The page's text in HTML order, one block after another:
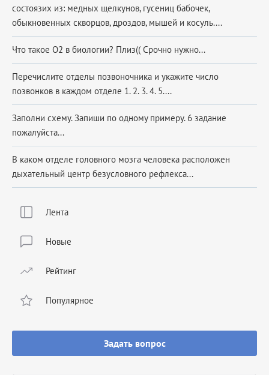
Лента
Новые
Рейтинг
Популярное
Задать вопрос
состоязих из: медных щелкунов, гусениц бабочек,
обыкновенных скворцов, дроздов, мышей и косуль....
Что такое О2 в биологии? Плиз(( Срочно нужно...
Перечислите отделы позвоночника и укажите число
позвонков в каждом отделе 1. 2. 3. 4. 5....
Заполни схему. Запиши по одному примеру. 6 задание
пожалуйста...
В каком отделе головного мозга человека расположен
дыхательный центр безусловного рефлекса...